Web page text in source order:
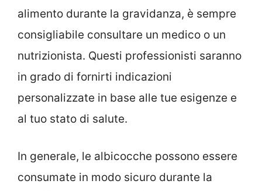
alimento durante la gravidanza, è sempre
consigliabile consultare un medico o un
nutrizionista. Questi professionisti saranno
in grado di fornirti indicazioni
personalizzate in base alle tue esigenze e
al tuo stato di salute.
In generale, le albicocche possono essere
consumate in modo sicuro durante la